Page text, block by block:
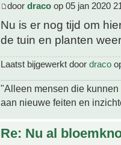
door draco op 05 jan 2020
Nu is er nog tijd om
de tuin en planten
Laatst bijgewerkt door draco
"Alleen mensen die
aan nieuwe feiten en
Re: Nu al